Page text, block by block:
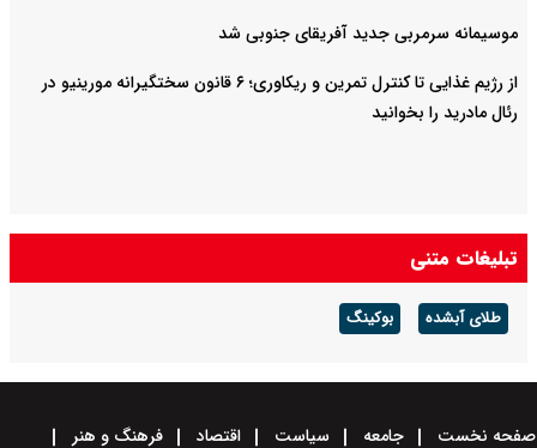
موسیمانه سرمربی جدید آفریقای جنوبی شد
از رژیم غذایی تا کنترل تمرین و ریکاوری؛ ۶ قانون سختگیرانه مورینیو در
رئال مادرید را بخوانید
تبلیغات متنی
طلای آبشده بوکینگ
صفحه نخست جامعه سیاست اقتصاد فرهنگ و هنر